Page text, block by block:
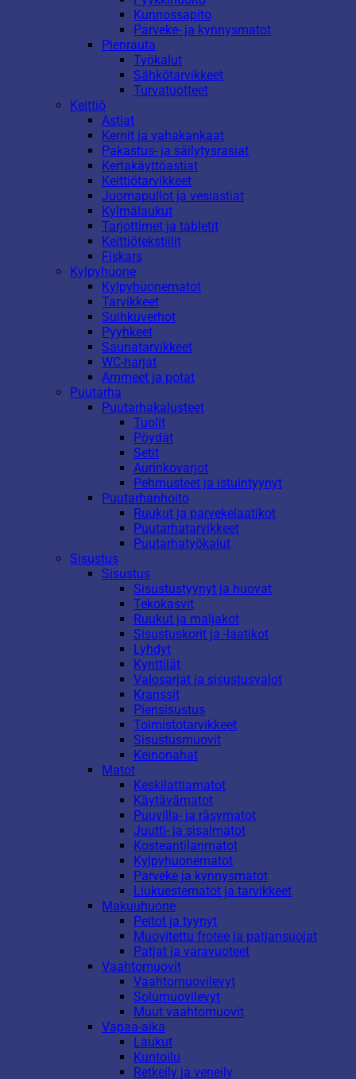
Kunnossapito
Parveke- ja kynnysmatot
Pienrauta
Työkalut
Sähkötarvikkeet
Turvatuotteet
Keittiö
Astiat
Kernit ja vahakankaat
Pakastus- ja säilytysrasiat
Kertakäyttöastiat
Keittiötarvikkeet
Juomapullot ja vesiastiat
Kylmälaukut
Tarjottimet ja tabletit
Keittiötekstiilit
Fiskars
Kylpyhuone
Kylpyhuonematot
Tarvikkeet
Suihkuverhot
Pyyhkeet
Saunatarvikkeet
WC-harjat
Ammeet ja potat
Puutarha
Puutarhakalusteet
Tuolit
Pöydät
Setit
Aurinkovarjot
Pehmusteet ja istuintyynyt
Puutarhanhoito
Ruukut ja parvekelaatikot
Puutarhatarvikkeet
Puutarhatyökalut
Sisustus
Sisustus
Sisustustyynyt ja huovat
Tekokasvit
Ruukut ja maljakot
Sisustuskorit ja -laatikot
Lyhdyt
Kynttilät
Valosarjat ja sisustusvalot
Kranssit
Piensisustus
Toimistotarvikkeet
Sisustusmuovit
Keinonahat
Matot
Keskilattiamatot
Käytävämatot
Puuvilla- ja räsymatot
Juutti- ja sisalmatot
Kosteantilanmatot
Kylpyhuonematot
Parveke ja kynnysmatot
Liukuestematot ja tarvikkeet
Makuuhuone
Peitot ja tyynyt
Muovitettu frotee ja patjansuojat
Patjat ja varavuoteet
Vaahtomuovit
Vaahtomuovilevyt
Solumuovilevyt
Muut vaahtomuovit
Vapaa-aika
Laukut
Kuntoilu
Retkeily ja veneily